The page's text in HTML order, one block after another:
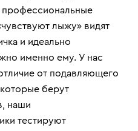
профессиональные
лыжу» видят
и идеально
именно ему. У нас
от подавляющего
берут
наши
тестируют